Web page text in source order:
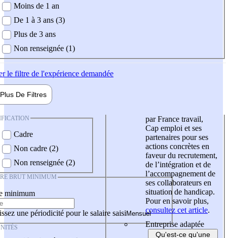
demandée
Moins de 1 an
De 1 à 3 ans (3)
Plus de 3 ans
Non renseignée (1)
le filtre de l'expérience demandée
Plus De Filtres
Cadre
Non cadre (2)
Non renseignée (2)
BRUT MINIMUM
minimum
une périodicité pour le salaire saisi
par France travail,
Cap emploi et ses
partenaires pour ses
actions concrètes en
faveur du recrutement,
de l’intégration et de
l’accompagnement de
ses collaborateurs en
situation de handicap.
Pour en savoir plus,
consultez cet article.
Entreprise adaptée
Qu'est-ce qu'une